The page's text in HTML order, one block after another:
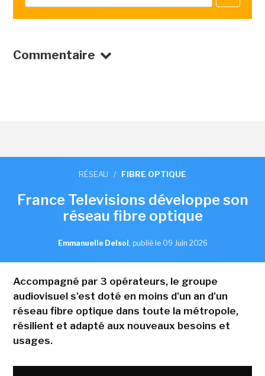
Commentaire
RÉSEAU / FIBRE OPTIQUE
France Televisions développe son
réseau fibre optique
Emmanuelle Delsol , publié le 09 Juin 2026
Accompagné par 3 opérateurs, le groupe
audiovisuel s'est doté en moins d'un an d'un
réseau fibre optique dans toute la métropole,
résilient et adapté aux nouveaux besoins et
usages.